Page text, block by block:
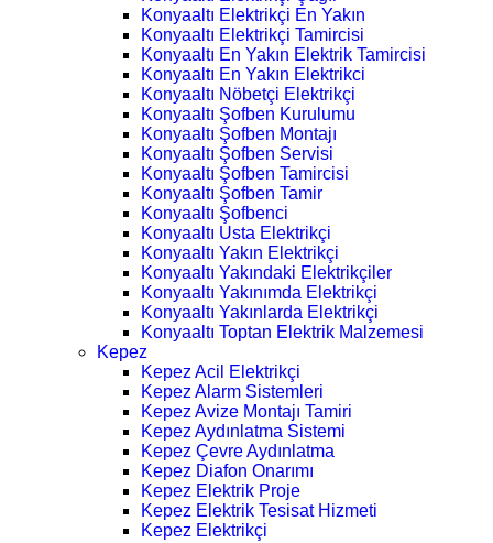
Konyaaltı Elektrikçi En Yakın
Konyaaltı Elektrikçi Tamircisi
Konyaaltı En Yakın Elektrik Tamircisi
Konyaaltı En Yakın Elektrikci
Konyaaltı Nöbetçi Elektrikçi
Konyaaltı Şofben Kurulumu
Konyaaltı Şofben Montajı
Konyaaltı Şofben Servisi
Konyaaltı Şofben Tamircisi
Konyaaltı Şofben Tamir
Konyaaltı Şofbenci
Konyaaltı Usta Elektrikçi
Konyaaltı Yakın Elektrikçi
Konyaaltı Yakındaki Elektrikçiler
Konyaaltı Yakınımda Elektrikçi
Konyaaltı Yakınlarda Elektrikçi
Konyaaltı Toptan Elektrik Malzemesi
Kepez
Kepez Acil Elektrikçi
Kepez Alarm Sistemleri
Kepez Avize Montajı Tamiri
Kepez Aydınlatma Sistemi
Kepez Çevre Aydınlatma
Kepez Diafon Onarımı
Kepez Elektrik Proje
Kepez Elektrik Tesisat Hizmeti
Kepez Elektrikçi